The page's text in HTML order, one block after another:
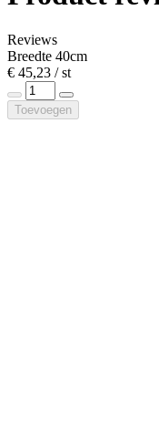
Reviews
Breedte 40cm
€ 45,23 / st
Toevoegen